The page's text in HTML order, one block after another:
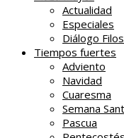
Actualidad
Especiales
Diálogo
Tiempos fuertes
Adviento
Navidad
Cuaresma
Semana
Pascua